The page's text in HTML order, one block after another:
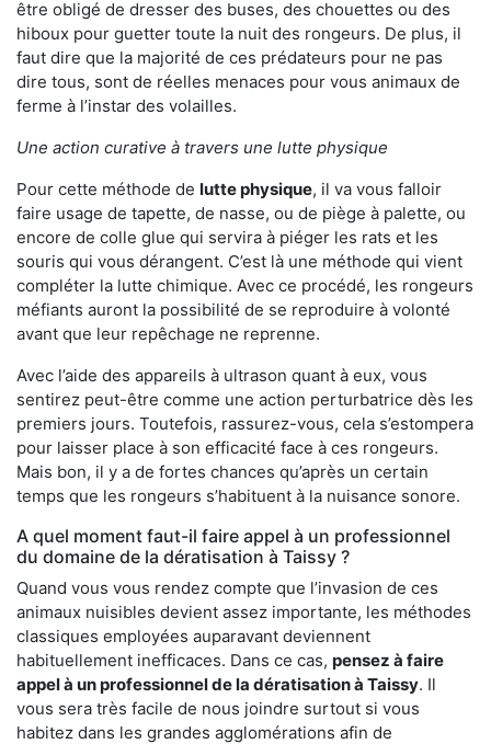
être obligé de dresser des buses, des chouettes ou des
hiboux pour guetter toute la nuit des rongeurs. De plus, il
faut dire que la majorité de ces prédateurs pour ne pas
dire tous, sont de réelles menaces pour vous animaux de
ferme à l’instar des volailles.
Une action curative à travers une lutte physique
Pour cette méthode de lutte physique, il va vous falloir
faire usage de tapette, de nasse, ou de piège à palette, ou
encore de colle glue qui servira à piéger les rats et les
souris qui vous dérangent. C’est là une méthode qui vient
compléter la lutte chimique. Avec ce procédé, les rongeurs
méfiants auront la possibilité de se reproduire à volonté
avant que leur repêchage ne reprenne.
Avec l’aide des appareils à ultrason quant à eux, vous
sentirez peut-être comme une action perturbatrice dès les
premiers jours. Toutefois, rassurez-vous, cela s’estompera
pour laisser place à son efficacité face à ces rongeurs.
Mais bon, il y a de fortes chances qu’après un certain
temps que les rongeurs s’habituent à la nuisance sonore.
A quel moment faut-il faire appel à un professionnel
du domaine de la dératisation à Taissy ?
Quand vous vous rendez compte que l’invasion de ces
animaux nuisibles devient assez importante, les méthodes
classiques employées auparavant deviennent
habituellement inefficaces. Dans ce cas, pensez à faire
appel à un professionnel de la dératisation à Taissy. Il
vous sera très facile de nous joindre surtout si vous
habitez dans les grandes agglomérations afin de